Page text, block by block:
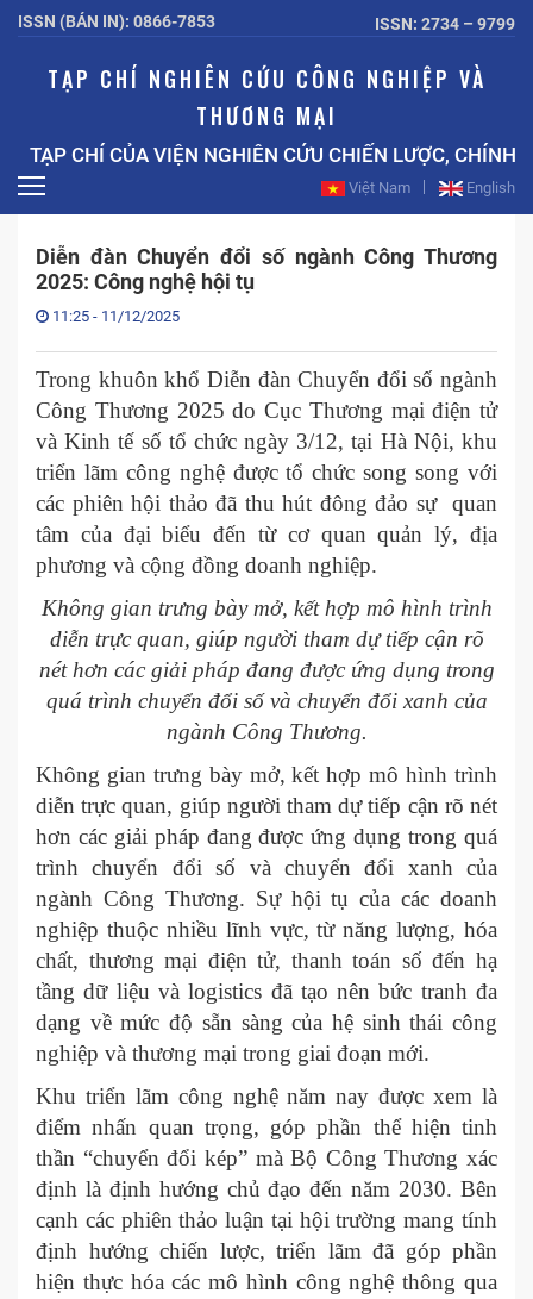
ISSN (BẢN IN): 0866-7853 ISSN: 2734 – 9799
TẠP CHÍ NGHIÊN CỨU CÔNG NGHIỆP VÀ
THƯƠNG MẠI
CHÍ CỦA VIỆN NGHIÊN CỨU CHIẾN LƯỢC, CHÍNH
Việt Nam English
Diễn đàn Chuyển đổi số ngành Công Thương
2025: Công nghệ hội tụ
11:25 - 11/12/2025
Trong khuôn khổ Diễn đàn Chuyển đổi số ngành
Công Thương 2025 do Cục Thương mại điện tử
và Kinh tế số tổ chức ngày 3/12, tại Hà Nội, khu
triển lãm công nghệ được tổ chức song song với
các phiên hội thảo đã thu hút đông đảo sự quan
tâm của đại biểu đến từ cơ quan quản lý, địa
phương và cộng đồng doanh nghiệp.
Không gian trưng bày mở, kết hợp mô hình trình
diễn trực quan, giúp người tham dự tiếp cận rõ
nét hơn các giải pháp đang được ứng dụng trong
quá trình chuyển đổi số và chuyển đổi xanh của
ngành Công Thương.
Không gian trưng bày mở, kết hợp mô hình trình
diễn trực quan, giúp người tham dự tiếp cận rõ nét
hơn các giải pháp đang được ứng dụng trong quá
trình chuyển đổi số và chuyển đổi xanh của
ngành Công Thương. Sự hội tụ của các doanh
nghiệp thuộc nhiều lĩnh vực, từ năng lượng, hóa
chất, thương mại điện tử, thanh toán số đến hạ
tầng dữ liệu và logistics đã tạo nên bức tranh đa
dạng về mức độ sẵn sàng của hệ sinh thái công
nghiệp và thương mại trong giai đoạn mới.
Khu triển lãm công nghệ năm nay được xem là
điểm nhấn quan trọng, góp phần thể hiện tinh
thần “chuyển đổi kép” mà Bộ Công Thương xác
định là định hướng chủ đạo đến năm 2030. Bên
cạnh các phiên thảo luận tại hội trường mang tính
định hướng chiến lược, triển lãm đã góp phần
hiện thực hóa các mô hình công nghệ thông qua